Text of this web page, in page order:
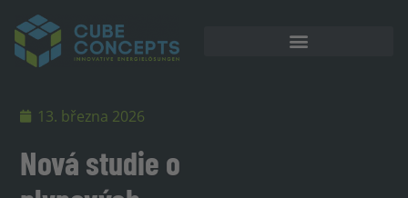
13. března 2026
Nová studie o